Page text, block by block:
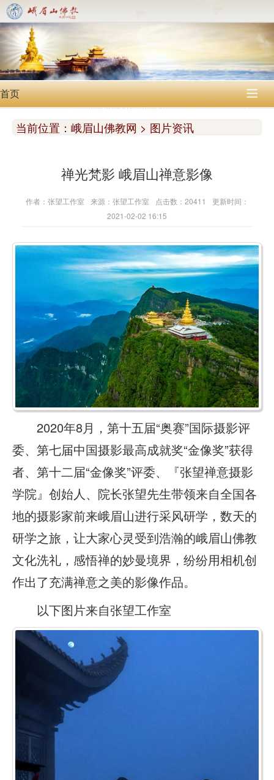
首页 
当前位置： 峨眉山佛教网 > 图片资讯
禅光梵影 峨眉山禅意影像
作者：张望工作室 来源：张望工作室 点击数：20411
更新时间：
2021-02-02 16:15
2020年8月，第十五届“奥赛”国际摄影评
委、第七届中国摄影最高成就奖“金像奖”获得
者、第十二届“金像奖”评委、『张望禅意摄影
学院』创始人、院长张望先生带领来自全国各
地的摄影家前来峨眉山进行采风研学，数天的
研学之旅，让大家心灵受到浩瀚的峨眉山佛教
文化洗礼，感悟禅的妙曼境界，纷纷用相机创
作出了充满禅意之美的影像作品。
以下图片来自张望工作室